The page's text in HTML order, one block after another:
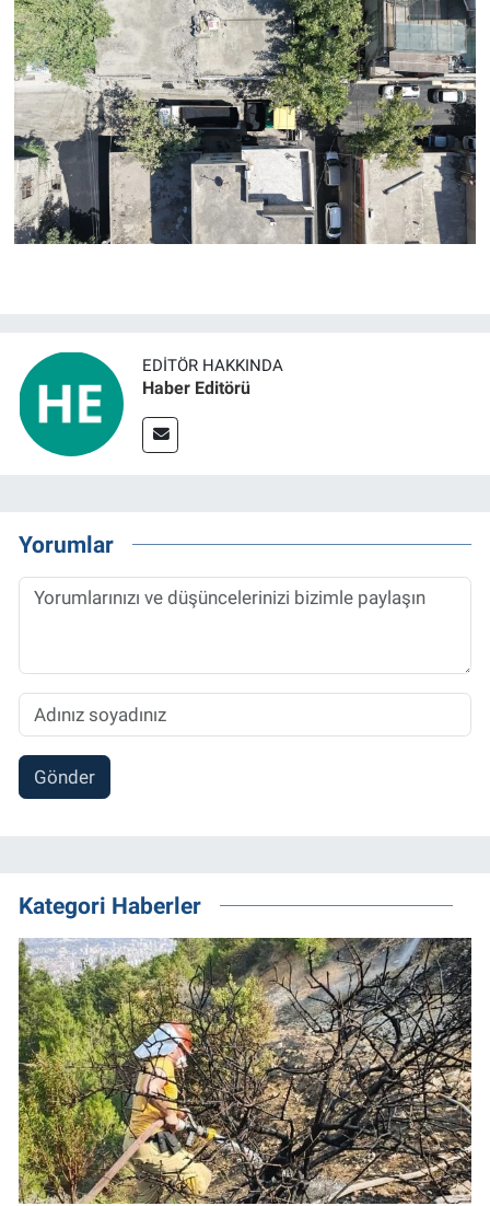
EDITÖR HAKKINDA
Haber Editörü
Yorumlar
Gönder
Kategori Haberler